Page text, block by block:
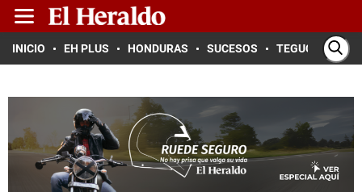
INICIO EH PLUS HONDURAS SUCESOS TEGUCIGALPA